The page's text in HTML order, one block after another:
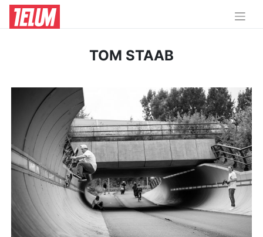
TOM STAAB